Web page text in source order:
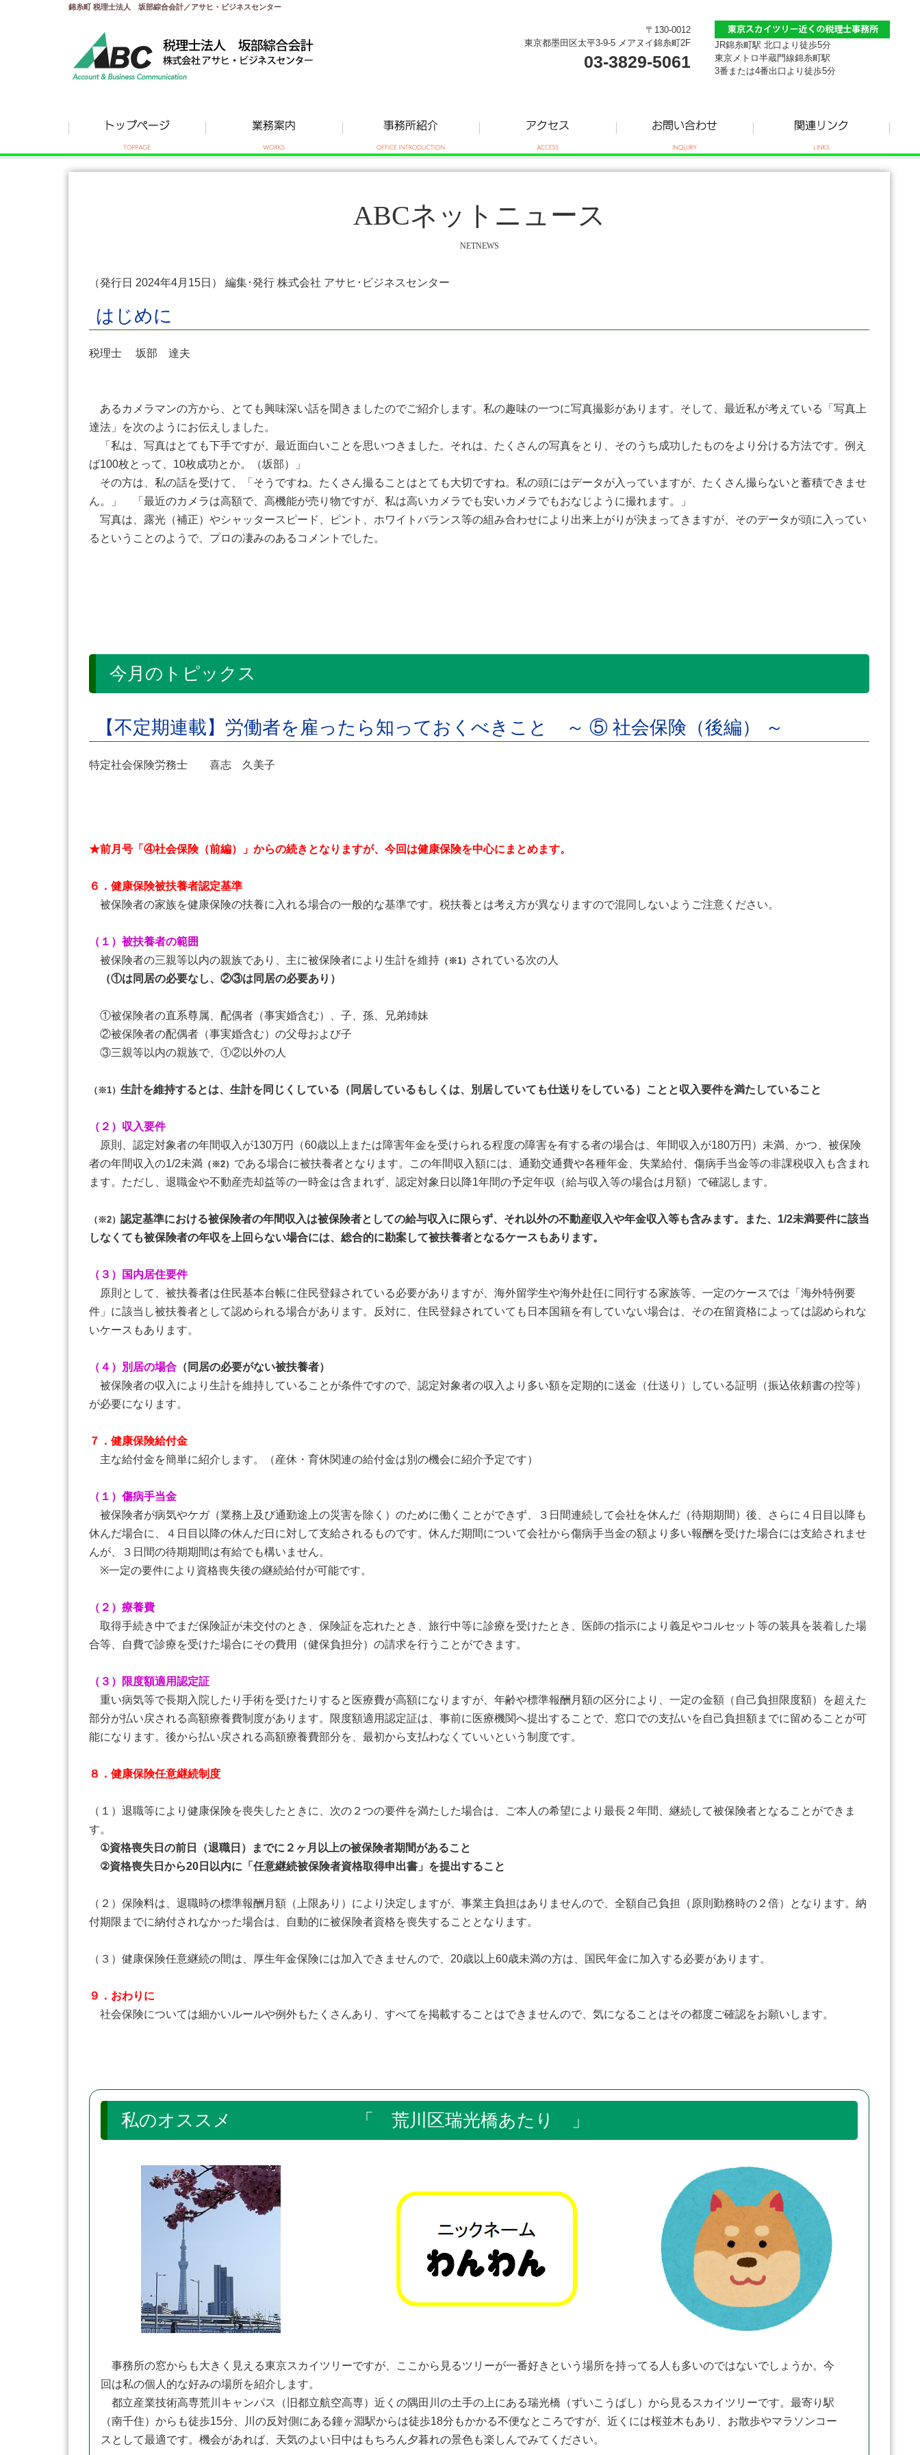
錦糸町 税理士法人 坂部綜合会計／アサヒ・ビジネスセンター
〒130-0012
東京都墨田区太平3-9-5 メアヌイ錦糸町2F
03-3829-5061
JR錦糸町駅 北口より徒歩5分
東京メトロ半蔵門線錦糸町駅
3番または4番出口より徒歩5分
ABCネットニュース
NETNEWS
（発行日 2024年4月15日） 編集･発行 株式会社 アサヒ･ビジネスセンター
はじめに
税理士 坂部 達夫
あるカメラマンの方から、とても興味深い話を聞きましたのでご紹介します。私の趣味の一つに写真撮影があります。そして、最近私が考えている「写真上
達法」を次のようにお伝えしました。
「私は、写真はとても下手ですが、最近面白いことを思いつきました。それは、たくさんの写真をとり、そのうち成功したものをより分ける方法です。例え
ば100枚とって、10枚成功とか。（坂部）」
その方は、私の話を受けて、「そうですね。たくさん撮ることはとても大切ですね。私の頭にはデータが入っていますが、たくさん撮らないと蓄積できませ
ん。」 「最近のカメラは高額で、高機能が売り物ですが、私は高いカメラでも安いカメラでもおなじように撮れます。」
写真は、露光（補正）やシャッタースピード、ピント、ホワイトバランス等の組み合わせにより出来上がりが決まってきますが、そのデータが頭に入ってい
るということのようで、プロの凄みのあるコメントでした。
今月のトピックス
【不定期連載】労働者を雇ったら知っておくべきこと ～ ⑤ 社会保険（後編） ～
特定社会保険労務士 喜志 久美子
★前月号「④社会保険（前編）」からの続きとなりますが、今回は健康保険を中心にまとめます。
６．健康保険被扶養者認定基準
被保険者の家族を健康保険の扶養に入れる場合の一般的な基準です。税扶養とは考え方が異なりますので混同しないようご注意ください。
（１）被扶養者の範囲
被保険者の三親等以内の親族であり、主に被保険者により生計を維持 （※1）
されている次の人
（①は同居の必要なし、②③は同居の必要あり）
①被保険者の直系尊属、配偶者（事実婚含む）、子、孫、兄弟姉妹
②被保険者の配偶者（事実婚含む）の父母および子
③三親等以内の親族で、①②以外の人
（※1） 生計を維持するとは、生計を同じくしている（同居しているもしくは、別居していても仕送りをしている）ことと収入要件を満たしていること
（２）収入要件
原則、認定対象者の年間収入が130万円（60歳以上または障害年金を受けられる程度の障害を有する者の場合は、年間収入が180万円）未満、かつ、被保険
者の年間収入の1/2未満 （※2） である場合に被扶養者となります。この年間収入額には、通勤交通費や各種年金、失業給付、傷病手当金等の非課税収入も含まれ
ます。ただし、退職金や不動産売却益等の一時金は含まれず、認定対象日以降1年間の予定年収（給与収入等の場合は月額）で確認します。
（※2） 認定基準における被保険者の年間収入は被保険者としての給与収入に限らず、それ以外の不動産収入や年金収入等も含みます。また、1/2未満要件に該当
しなくても被保険者の年収を上回らない場合には、総合的に勘案して被扶養者となるケースもあります。
（３）国内居住要件
原則として、被扶養者は住民基本台帳に住民登録されている必要がありますが、海外留学生や海外赴任に同行する家族等、一定のケースでは「海外特例要
件」に該当し被扶養者として認められる場合があります。反対に、住民登録されていても日本国籍を有していない場合は、その在留資格によっては認められな
いケースもあります。
（４）別居の場合 （同居の必要がない被扶養者）
被保険者の収入により生計を維持していることが条件ですので、認定対象者の収入より多い額を定期的に送金（仕送り）している証明（振込依頼書の控等）
が必要になります。
７．健康保険給付金
主な給付金を簡単に紹介します。（産休・育休関連の給付金は別の機会に紹介予定です）
（１）傷病手当金
被保険者が病気やケガ（業務上及び通勤途上の災害を除く）のために働くことができず、３日間連続して会社を休んだ（待期期間）後、さらに４日目以降も
休んだ場合に、４日目以降の休んだ日に対して支給されるものです。休んだ期間について会社から傷病手当金の額より多い報酬を受けた場合には支給されませ
んが、３日間の待期期間は有給でも構いません。
※一定の要件により資格喪失後の継続給付が可能です。
（２）療養費
取得手続き中でまだ保険証が未交付のとき、保険証を忘れたとき、旅行中等に診療を受けたとき、医師の指示により義足やコルセット等の装具を装着した場
合等、自費で診療を受けた場合にその費用（健保負担分）の請求を行うことができます。
（３）限度額適用認定証
重い病気等で長期入院したり手術を受けたりすると医療費が高額になりますが、年齢や標準報酬月額の区分により、一定の金額（自己負担限度額）を超えた
部分が払い戻される高額療養費制度があります。限度額適用認定証は、事前に医療機関へ提出することで、窓口での支払いを自己負担額までに留めることが可
能になります。後から払い戻される高額療養費部分を、最初から支払わなくていいという制度です。
８．健康保険任意継続制度
（１）退職等により健康保険を喪失したときに、次の２つの要件を満たした場合は、ご本人の希望により最長２年間、継続して被保険者となることができま
す。
①資格喪失日の前日（退職日）までに２ヶ月以上の被保険者期間があること
②資格喪失日から20日以内に「任意継続被保険者資格取得申出書」を提出すること
（２）保険料は、退職時の標準報酬月額（上限あり）により決定しますが、事業主負担はありませんので、全額自己負担（原則勤務時の２倍）となります。納
付期限までに納付されなかった場合は、自動的に被保険者資格を喪失することとなります。
（３）健康保険任意継続の間は、厚生年金保険には加入できませんので、20歳以上60歳未満の方は、国民年金に加入する必要があります。
９．おわりに
社会保険については細かいルールや例外もたくさんあり、すべてを掲載することはできませんので、気になることはその都度ご確認をお願いします。
私のオススメ 「 荒川区瑞光橋あたり 」
事務所の窓からも大きく見える東京スカイツリーですが、ここから見るツリーが一番好きという場所を持ってる人も多いのではないでしょうか。今
回は私の個人的な好みの場所を紹介します。
都立産業技術高専荒川キャンパス（旧都立航空高専）近くの隅田川の土手の上にある瑞光橋（ずいこうばし）から見るスカイツリーです。最寄り駅
（南千住）からも徒歩15分、川の反対側にある鐘ヶ淵駅からは徒歩18分もかかる不便なところですが、近くには桜並木もあり、お散歩やマラソンコー
スとして最適です。機会があれば、天気のよい日中はもちろん夕暮れの景色も楽しんでみてください。